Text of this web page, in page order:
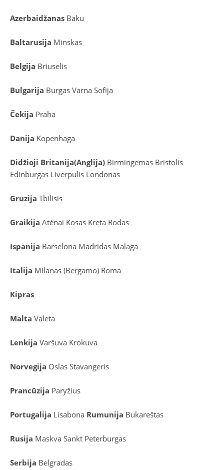
Azerbaidžanas Baku
Baltarusija Minskas
Belgija Briuselis
Bulgarija Burgas Varna Sofija
Čekija Praha
Danija Kopenhaga
Didžioji Britanija(Anglija) Birmingemas Bristolis
Edinburgas Liverpulis Londonas
Gruzija Tbilisis
Graikija Atėnai Kosas Kreta Rodas
Ispanija Barselona Madridas Malaga
Italija Milanas (Bergamo) Roma
Kipras
Malta Valeta
Lenkija Varšuva Krokuva
Norvegija Oslas Stavangeris
Prancūzija Paryžius
Portugalija Lisabona Rumunija Bukareštas
Rusija Maskva Sankt Peterburgas
Serbija Belgradas